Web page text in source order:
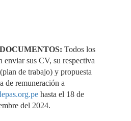
Todos los
enviar sus CV, su respectiva
de trabajo) y propuesta
de remuneración a
hasta el 18 de
del 2024.